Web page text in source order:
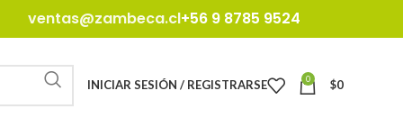
ventas@zambeca.cl+56 9 8785 9524
INICIAR SESIÓN / REGISTRARSE 0 $0